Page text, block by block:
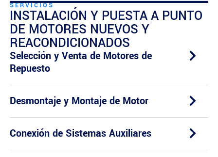
SERVICIOS
INSTALACIÓN Y PUESTA A PUNTO
DE MOTORES NUEVOS Y
REACONDICIONADOS
Selección y Venta de Motores de
Repuesto
Desmontaje y Montaje de Motor
Conexión de Sistemas Auxiliares